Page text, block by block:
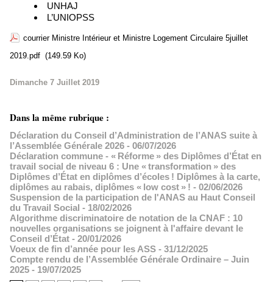
UNHAJ
L’UNIOPSS
courrier Ministre Intérieur et Ministre Logement Circulaire 5juillet
2019.pdf (149.59 Ko)
Dimanche 7 Juillet 2019
Dans la même rubrique :
Déclaration du Conseil d’Administration de l’ANAS suite à
l’Assemblée Générale 2026 - 06/07/2026
Déclaration commune - « Réforme » des Diplômes d’État en
travail social de niveau 6 : Une « transformation » des
Diplômes d’État en diplômes d’écoles ! Diplômes à la carte,
diplômes au rabais, diplômes « low cost » ! - 02/06/2026
Suspension de la participation de l'ANAS au Haut Conseil
du Travail Social - 18/02/2026
Algorithme discriminatoire de notation de la CNAF : 10
nouvelles organisations se joignent à l'affaire devant le
Conseil d’État - 20/01/2026
Voeux de fin d’année pour les ASS - 31/12/2025
Compte rendu de l’Assemblée Générale Ordinaire – Juin
2025 - 19/07/2025